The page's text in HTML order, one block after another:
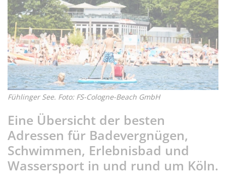
Fühlinger See. Foto: FS-Cologne-Beach GmbH
Eine Übersicht der besten
Adressen für Badevergnügen,
Schwimmen, Erlebnisbad und
Wassersport in und rund um Köln.